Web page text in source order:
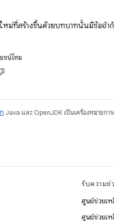
หม่ที่สร้างขึ้นด้วยบทบาทนั้นมีข้อจำ
ชน์ไหม
Java และ OpenJDK เป็นเครื่องหมายกา
รับความช่
ศูนย์ช่วยเ
ศูนย์ช่วยเห